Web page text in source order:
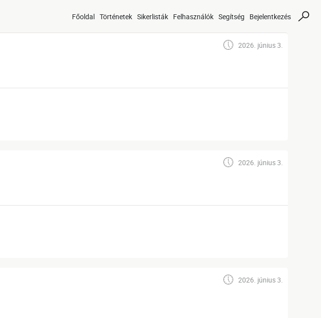
Főoldal Történetek Sikerlisták Felhasználók Segítség Bejelentkezés
2026. június 3.
2026. június 3.
2026. június 3.